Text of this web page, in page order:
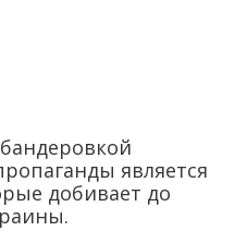
является
добивает до